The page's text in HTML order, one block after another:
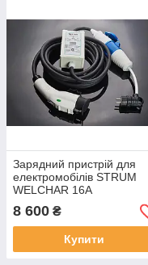
Зарядний пристрій для
електромобілів STRUM
WELCHAR 16A
BASE/TYPE 2
8 600 ₴
Купити